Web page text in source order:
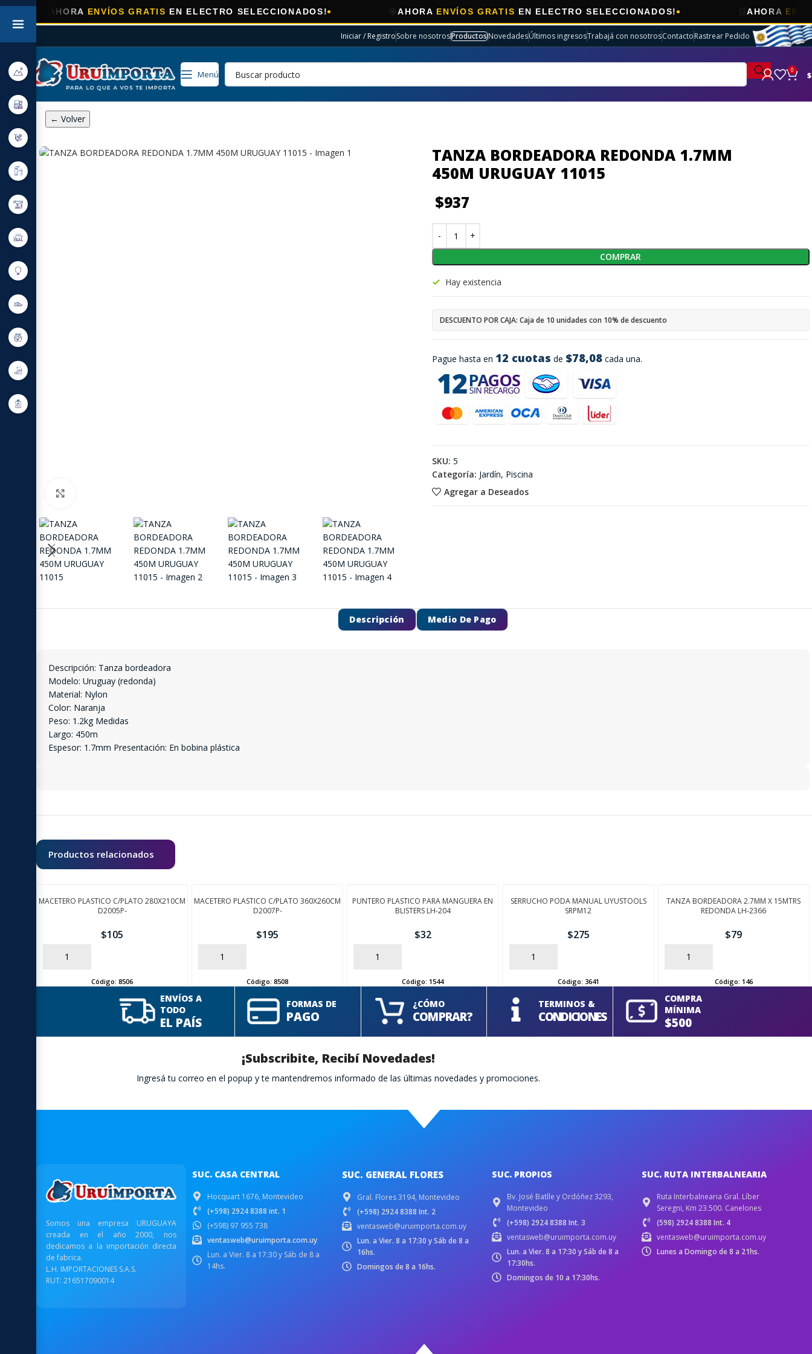
ENVÍOS GRATISEN ELECTRO SELECCIONADOS! AHORAENVÍOS GRATISEN ELECTRO SELECCIONADOS! AHORA ENVÍOS
Iniciar / RegistroSobre nosotrosProductosNovedadesÚltimos ingresosTrabajá con nosotrosContactoRastrear Pedido
Menú 0 $
← Volver
TANZA BORDEADORA REDONDA 1.7MM
450M URUGUAY 11015
$937
Pague hasta en 12 cuotas de $78,08cada una.
Hay existencia
DESCUENTO POR CAJA: Caja de 10 unidades con 10% de descuento
COMPRAR
Agregar a Deseados
SKU: 5
Categoría: Jardín, Piscina
Descripción Medio De Pago
Descripción: Tanza bordeadora
Modelo: Uruguay (redonda)
Material: Nylon
Color: Naranja
Peso: 1.2kg Medidas
Largo: 450m
Espesor: 1.7mm Presentación: En bobina plástica
Productos relacionados
MACETERO PLASTICO C/PLATO 280X210CM
D2005P-
$105
AÑADIR
Código:8506
MACETERO PLASTICO C/PLATO 360X260CM
D2007P-
$195
AÑADIR
Código:8508
PUNTERO PLASTICO PARA MANGUERA EN
BLISTERS LH-204
$32
AÑADIR
Código:1544
SERRUCHO PODA MANUAL UYUSTOOLS
SRPM12
$275
AÑADIR
Código: 3641
TANZA BORDEADORA 2.7MM X 15MTRS
REDONDA LH-2366
$79
AÑADIR
Código: 146
ENVÍOS A
TODO
EL PAÍS
FORMAS DE
PAGO
¿CÓMO
COMPRAR?
TERMINOS &
CONDICIONES
COMPRA
MÍNIMA
$500
¡Subscribite, Recibí Novedades!
Ingresá tu correo en el popup y te mantendremos informado de las últimas novedades y promociones.
Somos una empresa URUGUAYA
creada en el año 2000, nos
dedicamos a la importación directa
de fabrica.
L.H. IMPORTACIONES S.A.S.
RUT: 216517090014
SUC. CASA CENTRAL
Hocquart 1676, Montevideo
(+598) 2924 8388 int. 1
(+598) 97 955 738
ventasweb@uruimporta.com.uy
Lun. a Vier. 8 a 17:30 y Sáb de 8 a
14hs.
SUC. GENERAL FLORES
Gral. Flores 3194, Montevideo
(+598) 2924 8388 Int. 2
ventasweb@uruimporta.com.uy
Lun. a Vier. 8 a 17:30 y Sáb de 8 a
16hs.
Domingos de 8 a 16hs.
SUC. PROPIOS
Bv. José Batlle y Ordóñez 3293,
Montevideo
(+598) 2924 8388 Int. 3
ventasweb@uruimporta.com.uy
Lun. a Vier. 8 a 17:30 y Sáb de 8 a
17:30hs.
Domingos de 10 a 17:30hs.
SUC. RUTA INTERBALNEARIA
Ruta Interbalnearia Gral. Líber
Seregni, Km 23.500. Canelones
(598) 2924 8388 Int. 4
ventasweb@uruimporta.com.uy
Lunes a Domingo de 8 a 21hs.